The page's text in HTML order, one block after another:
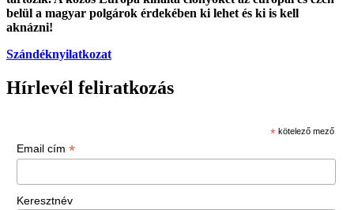
belül a magyar polgárok érdekében ki lehet és ki is kell
aknázni!
Szándéknyilatkozat
Hírlevél feliratkozás
* kötelező mező
Email cím *
Keresztnév